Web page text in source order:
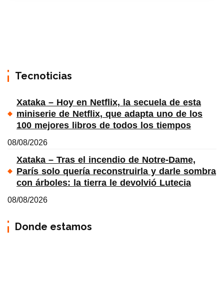
Tecnoticias
Xataka – Hoy en Netflix, la secuela de esta
miniserie de Netflix, que adapta uno de los
100 mejores libros de todos los tiempos
08/08/2026
Xataka – Tras el incendio de Notre-Dame,
París solo quería reconstruirla y darle sombra
con árboles: la tierra le devolvió Lutecia
08/08/2026
Donde estamos